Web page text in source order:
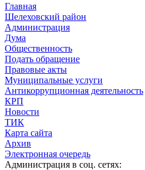
Главная
Шелеховский район
Администрация
Дума
Общественность
Подать обращение
Правовые акты
Муниципальные услуги
Антикоррупционная деятельность
КРП
Новости
ТИК
Карта сайта
Архив
Электронная очередь
Администрация в соц. сетях: